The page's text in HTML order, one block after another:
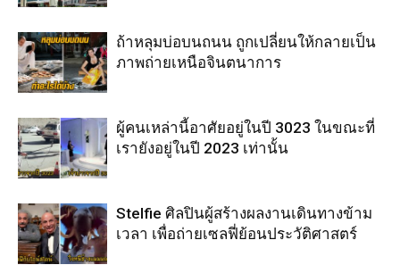
ถ้าหลุมบ่อบนถนน ถูกเปลี่ยนให้กลายเป็น
ภาพถ่ายเหนือจินตนาการ
ผู้คนเหล่านี้อาศัยอยู่ในปี 3023 ในขณะที่
เรายังอยู่ในปี 2023 เท่านั้น
Stelfie ศิลปินผู้สร้างผลงานเดินทางข้าม
เวลา เพื่อถ่ายเซลฟี่ย้อนประวัติศาสตร์